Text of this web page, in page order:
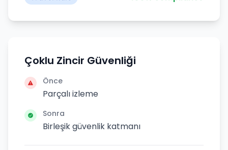
Çoklu Zincir Güvenliği
Önce
Parçalı izleme
Sonra
Birleşik güvenlik katmanı